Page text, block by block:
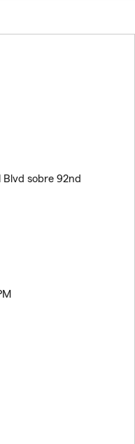
Blvd sobre 92nd